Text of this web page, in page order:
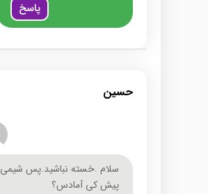
پاسخ
حسین
سلام .خسته نباشید.پس شیمی
پیش کی آمادس؟